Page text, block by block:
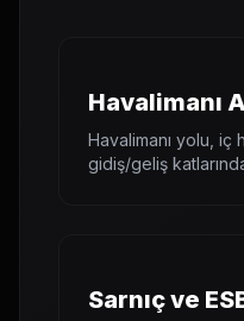
Havalimanı
Havalimanı yolu, iç
gidiş/geliş
Sarnıç ve